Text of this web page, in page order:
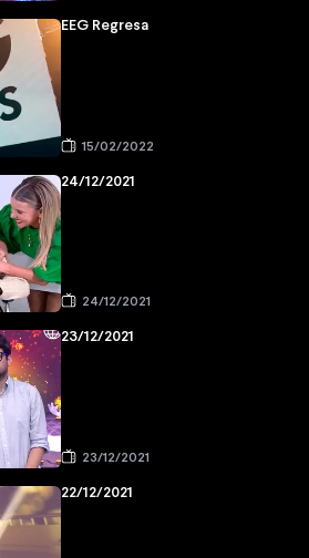
EEG Regresa
15/02/2022
24/12/2021
24/12/2021
23/12/2021
23/12/2021
22/12/2021